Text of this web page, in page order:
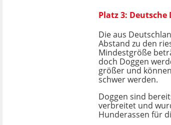
Platz 3: Deutsche
Die aus
Abstand zu den
Mindestgröße
doch Doggen
größer und
schwer werden.
Doggen sind
verbreitet und
Hunderassen für